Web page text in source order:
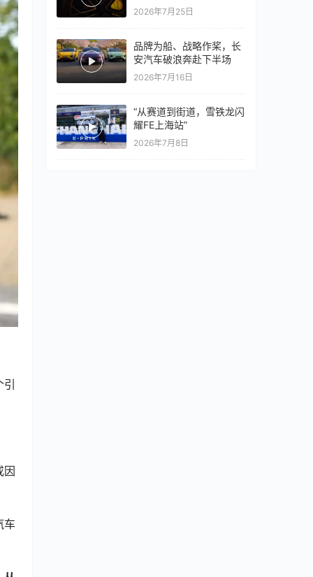
引
因
车
18万以上
2026年7月25日
品牌为船、战略作桨，长
安汽车破浪奔赴下半场
2026年7月16日
“从赛道到街道，雪铁龙闪
耀FE上海站”
2026年7月8日